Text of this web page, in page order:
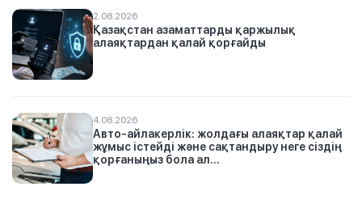
2.08.2026
Қазақстан азаматтарды қаржылық
алаяқтардан қалай қорғайды
4.08.2026
Авто-айлакерлік: жолдағы алаяқтар қалай
жұмыс істейді және сақтандыру неге сіздің
қорғаныңыз бола ал...